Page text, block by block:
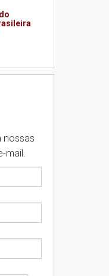
em
os
nossas
mail.